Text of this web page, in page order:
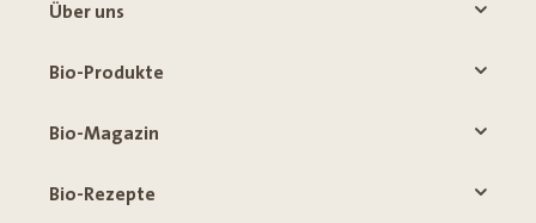
Über uns
Bio-Produkte
Bio-Magazin
Bio-Rezepte